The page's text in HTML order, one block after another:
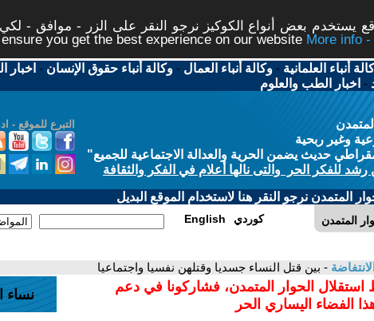
يستخدم بعض أنواع الكوكيز نرجو النقر على الزر - موافق -
you get the best experience on our website
أنباء العلمانية -وكالة أنباء العمال -وكالة أنباء حقوق الإنسان - اخبار
- اخبار الطب والعلوم
التبرع للموقع -
وغير ربحية
حديث يضمن الحرية والعدالة الاجتماعية للجميع"
للفكر الحر والتى نالها أعلام في الفكر والثقافة
المتمدن نرجو النقر هنا لاستخدام الموقع البديل
المتمدن English كوردي
- بين قتل النساء جسديا وقتلهن نفسيا واجتماعيا
استقلال الحوار المتمدن، فشاركونا في دعم
الفضاء اليساري الحر
نساء